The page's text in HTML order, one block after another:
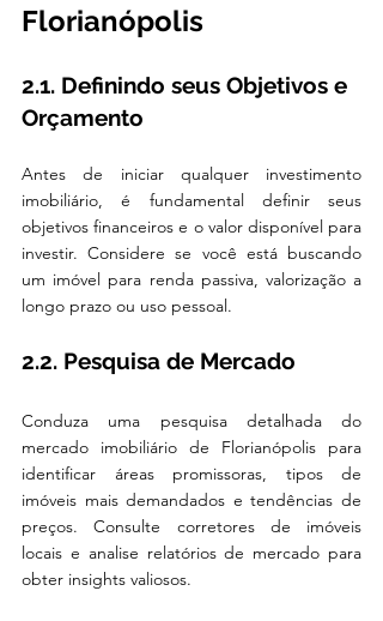
Florianópolis
2.1. Definindo seus Objetivos e
Orçamento
Antes de iniciar qualquer investimento
imobiliário, é fundamental definir seus
objetivos financeiros e o valor disponível para
investir. Considere se você está buscando
um imóvel para renda passiva, valorização a
longo prazo ou uso pessoal.
2.2. Pesquisa de Mercado
Conduza uma pesquisa detalhada do
mercado imobiliário de Florianópolis para
identificar áreas promissoras, tipos de
imóveis mais demandados e tendências de
preços. Consulte corretores de imóveis
locais e analise relatórios de mercado para
obter insights valiosos.